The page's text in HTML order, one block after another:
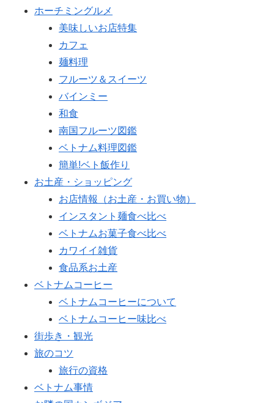
ホーチミングルメ
美味しいお店特集
カフェ
麺料理
フルーツ＆スイーツ
バインミー
和食
南国フルーツ図鑑
ベトナム料理図鑑
簡単!ベト飯作り
お土産・ショッピング
お店情報（お土産・お買い物）
インスタント麺食べ比べ
ベトナムお菓子食べ比べ
カワイイ雑貨
食品系お土産
ベトナムコーヒー
ベトナムコーヒーについて
ベトナムコーヒー味比べ
街歩き・観光
旅のコツ
旅行の資格
ベトナム事情